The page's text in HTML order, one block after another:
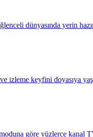
dünyasında yerin
izleme keyfini doyasıya
göre yüzlerce kanal